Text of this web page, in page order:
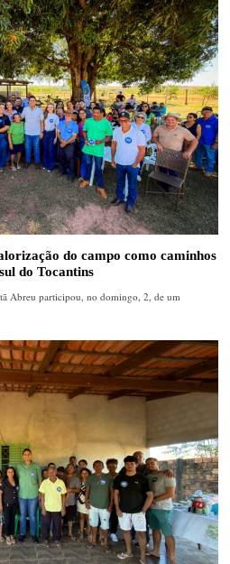
do campo como caminhos
do Tocantins
Abreu participou, no domingo, 2, de um